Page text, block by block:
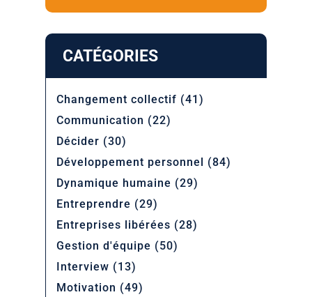
CATÉGORIES
Changement collectif (41)
Communication (22)
Décider (30)
Développement personnel (84)
Dynamique humaine (29)
Entreprendre (29)
Entreprises libérées (28)
Gestion d'équipe (50)
Interview (13)
Motivation (49)